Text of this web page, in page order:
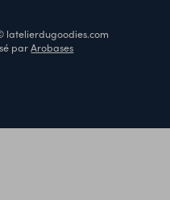
latelierdugoodies.com
parArobases